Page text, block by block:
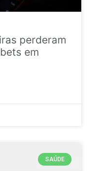
perderam
em
SAÚDE